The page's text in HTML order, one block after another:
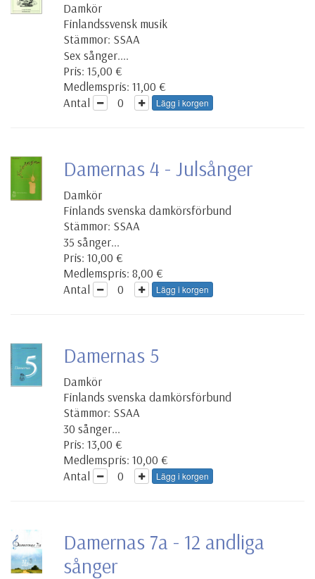
Damkör
Finlandssvensk musik
Stämmor: SSAA
Sex sånger....
Pris: 15,00 €
Medlemspris: 11,00 €
Antal
Lägg i korgen
Damernas 4 - Julsånger
Damkör
Finlands svenska damkörsförbund
Stämmor: SSAA
35 sånger...
Pris: 10,00 €
Medlemspris: 8,00 €
Antal
Lägg i korgen
Damernas 5
Damkör
Finlands svenska damkörsförbund
Stämmor: SSAA
30 sånger...
Pris: 13,00 €
Medlemspris: 10,00 €
Antal
Lägg i korgen
Damernas 7a - 12 andliga
sånger